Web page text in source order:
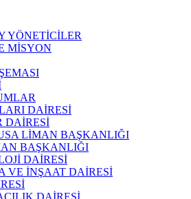
YÖNETİCİLER
MİSYON
DAİRESİ
DAİRESİ
LİMAN BAŞKANLIĞI
BAŞKANLIĞI
DAİRESİ
VE İNŞAAT DAİRESİ
DAİRESİ